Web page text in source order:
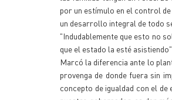
por un estímulo en el control
un desarrollo integral de todo
"Indudablemente que esto no
que el estado la esté
Marcó la diferencia ante lo
provenga de donde fuera sin
concepto de igualdad con el